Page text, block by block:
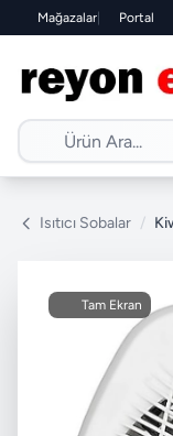
Mağazalar| Portal
Isıtıcı Sobalar /
Tam Ekran